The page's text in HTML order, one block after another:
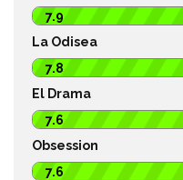
7.9
La Odisea
7.8
El Drama
7.6
Obsession
7.6